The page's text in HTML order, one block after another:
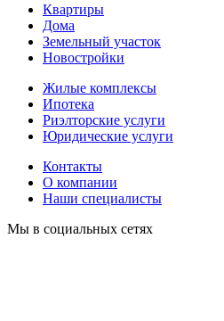
Квартиры
Дома
Земельный участок
Новостройки
Жилые комплексы
Ипотека
Риэлторские услуги
Юридические услуги
Контакты
О компании
Наши специалисты
Мы в социальных сетях